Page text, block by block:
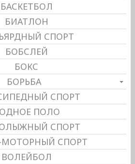
БАСКЕТБОЛ
БИАТЛОН
СПОРТ
БОБСЛЕЙ
БОКС
БОРЬБА
СПОРТ
ПОЛО
СПОРТ
СПОРТ
ВОЛЕЙБОЛ